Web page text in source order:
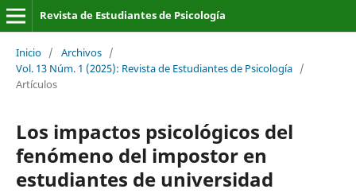
Revista de Estudiantes de Psicología
Inicio / Archivos /
Vol. 13 Núm. 1 (2025): Revista de Estudiantes de Psicología /
Artículos
Los impactos psicológicos del
fenómeno del impostor en
estudiantes de universidad